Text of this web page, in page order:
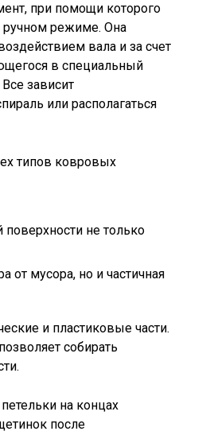
при помощи которого
ручном режиме. Она
вала и за счет
в специальный
зависит
или располагаться
типов ковровых
не только
от мусора, но и частичная
и пластиковые части.
собирать
на концах
после